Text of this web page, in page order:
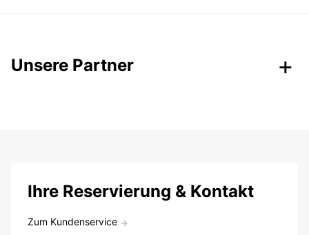
Unsere Partner
Ihre Reservierung & Kontakt
Zum Kundenservice